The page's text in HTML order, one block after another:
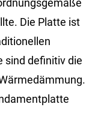
Die Platte ist
sind definitiv die